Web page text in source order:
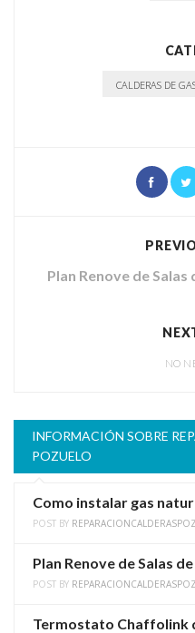
CALDERAS DE
Plan Renove de
NO
INFORMACIÓN SOBRE
POZUELO
Como instalar gas
POST BY
Plan Renove de Salas
POST BY
Termostato Chaffolink